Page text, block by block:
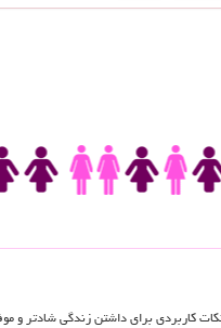
کاربردی برای داشتن زندگی شادتر و